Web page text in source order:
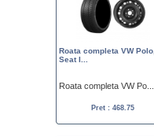
Roata completa VW Polo,
Seat I...
Roata completa VW Po...
Pret : 468.75